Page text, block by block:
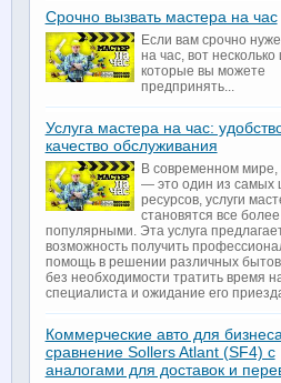
Срочно вызвать мастера на час
Если вам срочно
на час, вот несколько
которые вы можете
предпринять...
Услуга мастера на час:
качество обслуживания
В современном мире,
— это один из самых
ресурсов, услуги
становятся все более
популярными. Эта услуга
возможность получить
помощь в решении различных
без необходимости тратить время
специалиста и ожидание его
Коммерческие авто для
сравнение Sollers Atlant (SF4) с
аналогами для доставок и